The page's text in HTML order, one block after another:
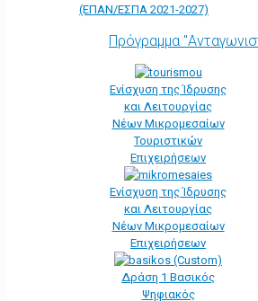
(ΕΠΑΝ/ΕΣΠΑ 2021-2027)
Πρόγραμμα
Ενίσχυση της Ίδρυσης
και Λειτουργίας
Νέων Μικρομεσαίων
Τουριστικών
Επιχειρήσεων
Ενίσχυση της Ίδρυσης
και Λειτουργίας
Νέων Μικρομεσαίων
Επιχειρήσεων
Δράση 1 Βασικός
Ψηφιακός